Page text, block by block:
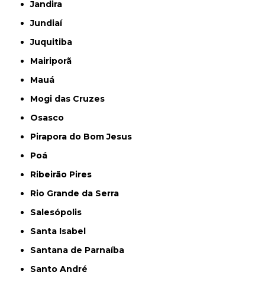
Jandira
Jundiaí
Juquitiba
Mairiporã
Mauá
Mogi das Cruzes
Osasco
Pirapora do Bom Jesus
Poá
Ribeirão Pires
Rio Grande da Serra
Salesópolis
Santa Isabel
Santana de Parnaíba
Santo André